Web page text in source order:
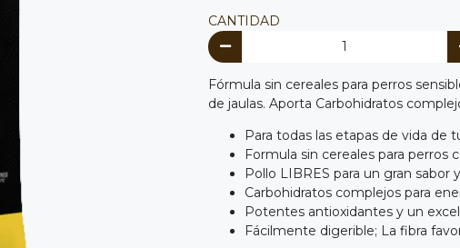
CANTIDAD
Fórmula sin cereales para perros
de jaulas. Aporta Carbohidratos
Para todas las etapas de vida de
Formula sin cereales para perros
Pollo LIBRES para un gran sabor
Carbohidratos complejos para
Potentes antioxidantes y un
Fácilmente digerible; La fibra